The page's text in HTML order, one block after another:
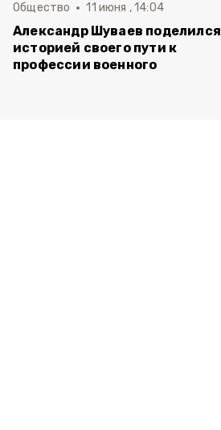
Общество 11 июня , 14:04
Александр Шуваев поделился
историей своего пути к
профессии военного